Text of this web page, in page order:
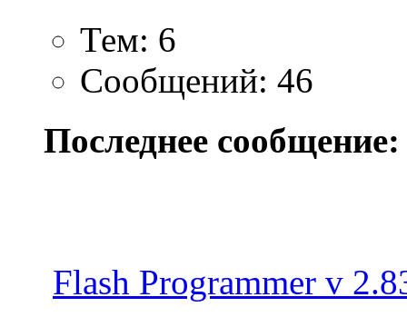
Тем: 6
Сообщений: 46
Последнее сообщение:
Flash Programmer v